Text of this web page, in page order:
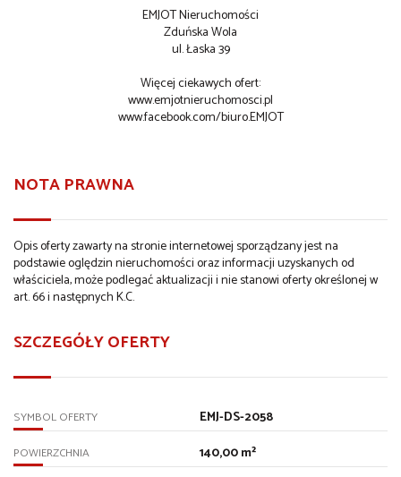
EMJOT Nieruchomości
Zduńska Wola
ul. Łaska 39
Więcej ciekawych ofert:
www.emjotnieruchomosci.pl
www.facebook.com/biuro.EMJOT
NOTA PRAWNA
Opis oferty zawarty na stronie internetowej sporządzany jest na
podstawie oględzin nieruchomości oraz informacji uzyskanych od
właściciela, może podlegać aktualizacji i nie stanowi oferty określonej w
art. 66 i następnych K.C.
SZCZEGÓŁY OFERTY
SYMBOL OFERTY EMJ-DS-2058
POWIERZCHNIA 140,00 m²